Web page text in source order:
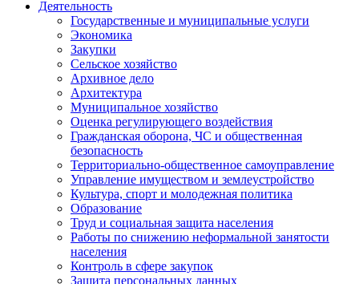
Деятельность
Государственные и муниципальные услуги
Экономика
Закупки
Сельское хозяйство
Архивное дело
Архитектура
Муниципальное хозяйство
Оценка регулирующего воздействия
Гражданская оборона, ЧС и общественная
безопасность
Территориально-общественное самоуправление
Управление имуществом и землеустройство
Культура, спорт и молодежная политика
Образование
Труд и социальная защита населения
Работы по снижению неформальной занятости
населения
Контроль в сфере закупок
Защита персональных данных